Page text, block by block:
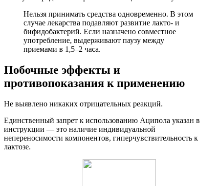
Нельзя принимать средства одновременно. В этом
случае лекарства подавляют развитие лакто- и
бифидобактерий. Если назначено совместное
употребление, выдерживают паузу между
приемами в 1,5–2 часа.
Побочные эффекты и
противопоказания к применению
Не выявлено никаких отрицательных реакций.
Единственный запрет к использованию Аципола указан в
инструкции — это наличие индивидуальной
непереносимости компонентов, гиперчувствительность к
лактозе.